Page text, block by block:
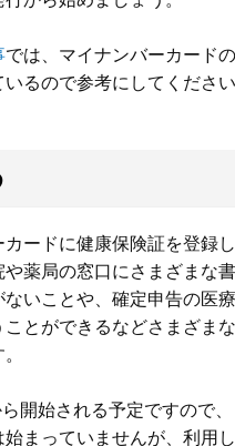
では、マイナンバーカード
るので参考にしてください
ードに健康保険証を登録し
や薬局の窓口にさまざまな
ないことや、確定申告の医
ことができるなどさまざま
開始される予定ですので、
始まっていませんが、利用